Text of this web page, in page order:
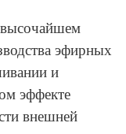
высочайшем
эфирных
и
эффекте
внешней